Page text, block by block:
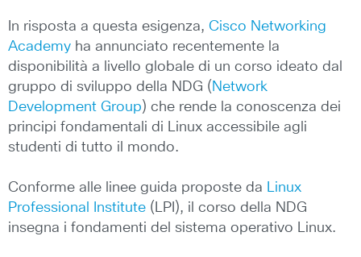
In risposta a questa esigenza, Cisco Networking
Academy ha annunciato recentemente la
disponibilità a livello globale di un corso ideato dal
gruppo di sviluppo della NDG ( Network
Development Group) che rende la conoscenza dei
principi fondamentali di Linux accessibile agli
studenti di tutto il mondo.
Conforme alle linee guida proposte da Linux
Professional Institute (LPI), il corso della NDG
insegna i fondamenti del sistema operativo Linux.